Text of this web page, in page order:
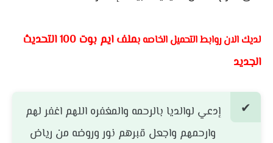
لديك الان روابط التحميل الخاصه ب
ملف ايم بوت 100 التحديث
الجديد
إدعي لوالديا بالرحمه والمغفره اللهم اغفر لهم
وارحمهم واجعل قبرهم نور وروضه من رياض